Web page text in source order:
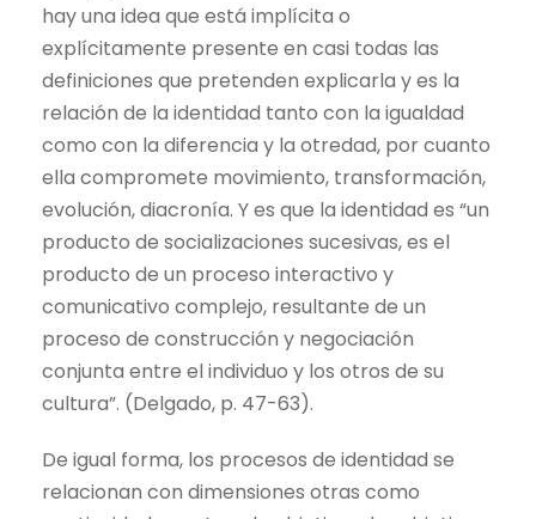
hay una idea que está implícita o
explícitamente presente en casi todas las
definiciones que pretenden explicarla y es la
relación de la identidad tanto con la igualdad
como con la diferencia y la otredad, por cuanto
ella compromete movimiento, transformación,
evolución, diacronía. Y es que la identidad es “un
producto de socializaciones sucesivas, es el
producto de un proceso interactivo y
comunicativo complejo, resultante de un
proceso de construcción y negociación
conjunta entre el individuo y los otros de su
cultura”. (Delgado, p. 47-63).
De igual forma, los procesos de identidad se
relacionan con dimensiones otras como